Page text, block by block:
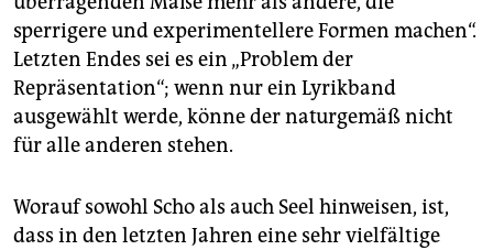
sperrigere und experimentellere Formen machen“.
Letzten Endes sei es ein „Problem der
Repräsentation“; wenn nur ein Lyrikband
ausgewählt werde, könne der naturgemäß nicht
für alle anderen stehen.
Worauf sowohl Scho als auch Seel hinweisen, ist,
dass in den letzten Jahren eine sehr vielfältige